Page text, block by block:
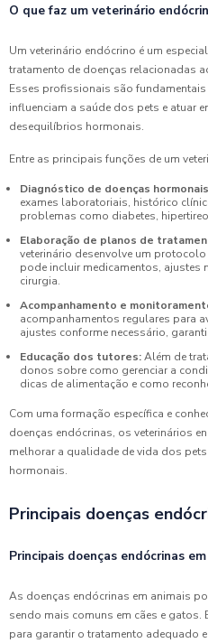
O que faz um veterinário
Um veterinário endócrino é um
tratamento de doenças relacionadas
Esses profissionais são
influenciam a saúde dos pets e atuar
desequilíbrios hormonais.
Entre as principais funções de um
Diagnóstico de doenças
exames laboratoriais, histórico
problemas como diabetes,
Elaboração de planos de
veterinário desenvolve um
pode incluir medicamentos, ajustes
cirurgia.
Acompanhamento e
acompanhamentos regulares para
ajustes conforme necessário,
Educação dos tutores:Além de
donos sobre como gerenciar a
dicas de alimentação e como
Com uma formação específica e
doenças endócrinas, os veterinários
melhorar a qualidade de vida dos
hormonais.
Principais doenças
Principais doenças endócrinas
As doenças endócrinas em animais
sendo mais comuns em cães e gatos.
para garantir o tratamento adequado